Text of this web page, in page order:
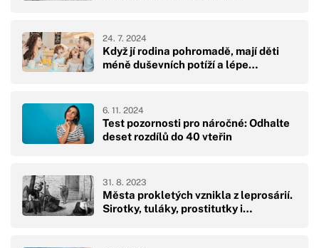
Když jí rodina pohromadě, mají děti
méně duševních potíží a lépe…
24. 7. 2024
Test pozornosti pro náročné: Odhalte
deset rozdílů do 40 vteřin
6. 11. 2024
Města prokletých vznikla z leprosárií.
Sirotky, tuláky, prostitutky i…
31. 8. 2023